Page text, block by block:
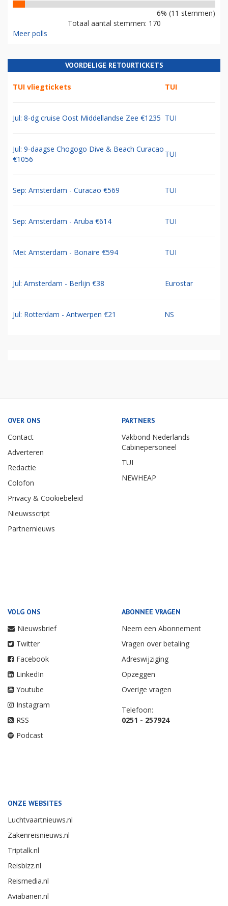
6% (11 stemmen)
Totaal aantal stemmen: 170
Meer polls
VOORDELIGE RETOURTICKETS
TUI vliegtickets TUI
Jul: 8-dg cruise Oost Middellandse Zee €1235 TUI
Jul: 9-daagse Chogogo Dive & Beach Curacao
€1056
TUI
Sep: Amsterdam - Curacao €569 TUI
Sep: Amsterdam - Aruba €614 TUI
Mei: Amsterdam - Bonaire €594 TUI
Jul: Amsterdam - Berlijn €38 Eurostar
Jul: Rotterdam - Antwerpen €21 NS
OVER ONS
Contact
Adverteren
Redactie
Colofon
Privacy & Cookiebeleid
Nieuwsscript
Partnernieuws
PARTNERS
Vakbond Nederlands
Cabinepersoneel
TUI
NEWHEAP
VOLG ONS
Nieuwsbrief
Twitter
Facebook
LinkedIn
Youtube
Instagram
RSS
Podcast
ABONNEE VRAGEN
Neem een Abonnement
Vragen over betaling
Adreswijziging
Opzeggen
Overige vragen
Telefoon:
0251 - 257924
ONZE WEBSITES
Luchtvaartnieuws.nl
Zakenreisnieuws.nl
Triptalk.nl
Reisbizz.nl
Reismedia.nl
Aviabanen.nl